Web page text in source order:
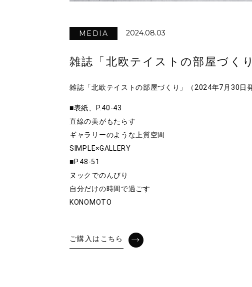
MEDIA 2024.08.03
雑誌「北欧テイストの部屋づく
雑誌「北欧テイストの部屋づくり」（2024年7月30日
■表紙、P.40-43
直線の美がもたらす
ギャラリーのような上質空間
SIMPLE×GALLERY
■P.48-51
ヌックでのんびり
自分だけの時間で過ごす
KONOMOTO
ご購入はこちら